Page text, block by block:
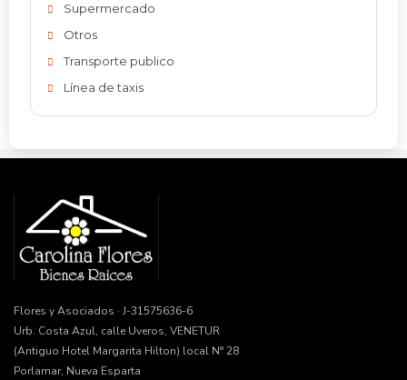
Supermercado
Otros
Transporte publico
Línea de taxis
Flores y Asociados · J-31575636-6
Urb. Costa Azul, calle Uveros, VENETUR
(Antiguo Hotel Margarita Hilton) local N° 28
Porlamar, Nueva Esparta